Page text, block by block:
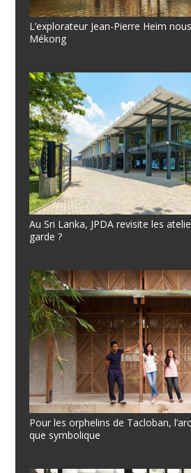
L’explorateur Jean-Pierre Heim
Mékong
Au Sri Lanka, JPDA revisite les
garde ?
Pour les orphelins de Tacloban,
que symbolique